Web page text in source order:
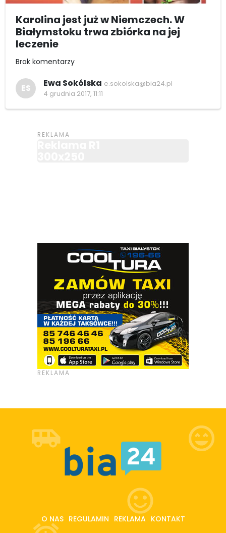
Karolina jest już w Niemczech. W
Białymstoku trwa zbiórka na jej
leczenie
Brak komentarzy
ES Ewa Sokólska e.sokolska@bia24.pl
4 grudnia 2017, 11:11
O NAS REGULAMIN REKLAMA KONTAKT